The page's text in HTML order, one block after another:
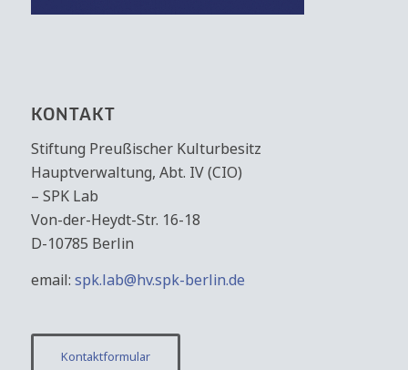
KONTAKT
Stiftung Preußischer Kulturbesitz
Hauptverwaltung, Abt. IV (CIO)
– SPK Lab
Von-der-Heydt-Str. 16-18
D-10785 Berlin
email: spk.lab@hv.spk-berlin.de
Kontaktformular